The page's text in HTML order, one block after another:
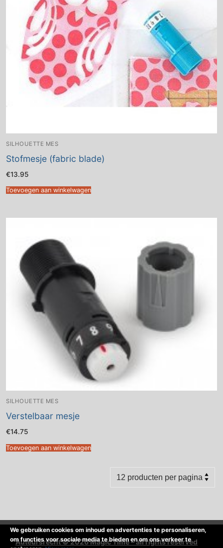
SILHOUETTE MES
Stofmesje (fabric blade)
€13.95
Toevoegen aan winkelwagen
SILHOUETTE MES
Verstelbaar mesje
€14.75
Toevoegen aan winkelwagen
Auteursrecht © 2026 Magic Time – all rights reserved
We gebruiken cookies om inhoud en advertenties te personaliseren,
om functies voor sociale media te bieden en om ons verkeer te